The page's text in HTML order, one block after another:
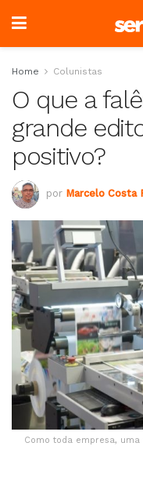
Home Colunistas
O que a
grande
positivo?
por Marcelo Costa
Como toda empresa,